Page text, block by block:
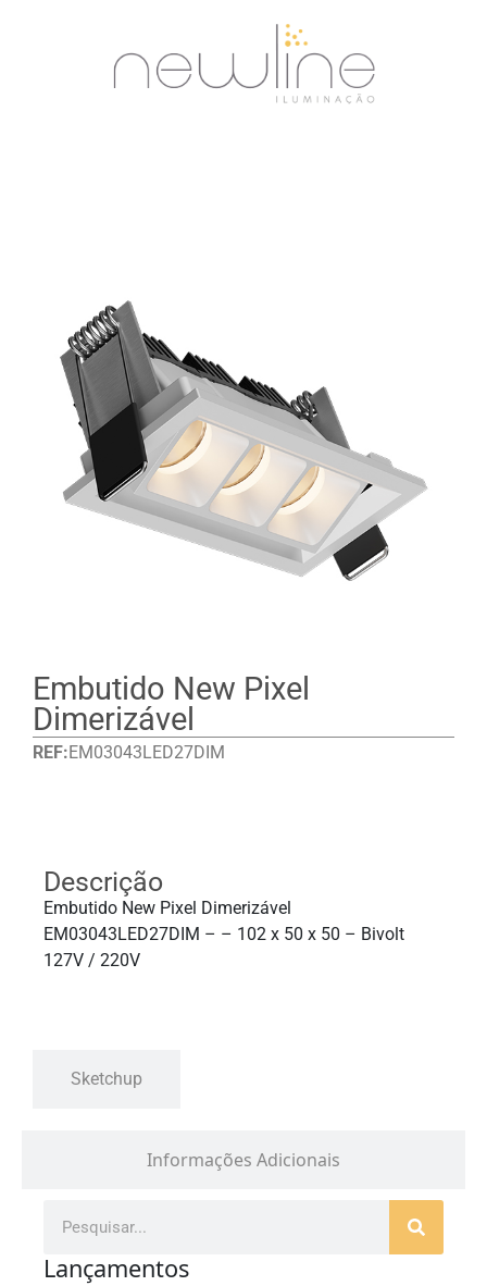
Embutido New Pixel
Dimerizável
REF: EM03043LED27DIM
Informações Adicionais
Descrição
Embutido New Pixel Dimerizável
EM03043LED27DIM – – 102 x 50 x 50 – Bivolt
127V / 220V
Sketchup
Lançamentos